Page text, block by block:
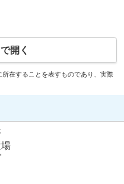
開く
在することを表すものであり、実際